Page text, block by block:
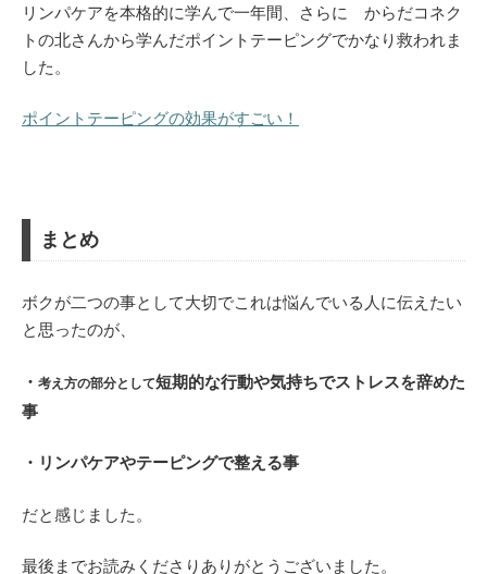
リンパケアを本格的に学んで一年間、さらに からだコネク
トの北さんから学んだポイントテーピングでかなり救われま
した。
ポイントテーピングの効果がすごい！
まとめ
ボクが二つの事として大切でこれは悩んでいる人に伝えたい
と思ったのが、
・ 考え方の部分として短期的な行動や気持ちでストレスを辞めた
事
・リンパケアやテーピングで整える事
だと感じました。
最後までお読みくださりありがとうございました。